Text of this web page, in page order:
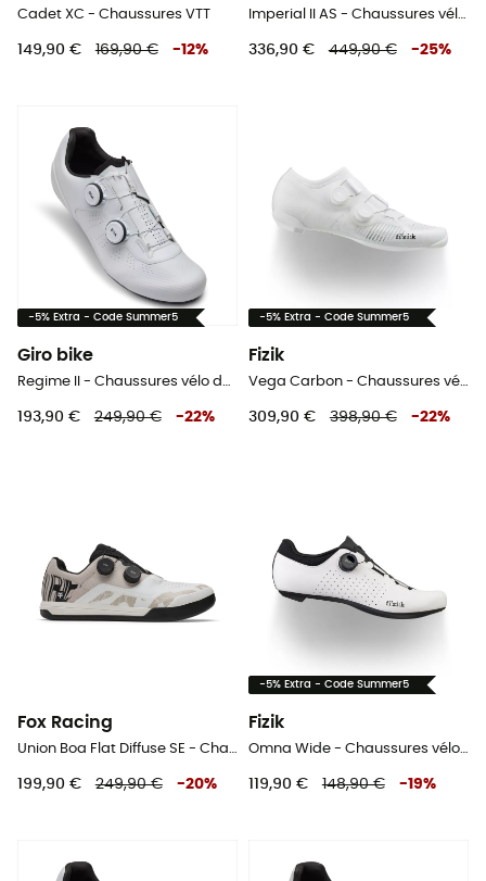
Cadet XC - Chaussures VTT
149,90 € 169,90 € -12%
Imperial II AS - Chaussures vélo de route
336,90 € 449,90 € -25%
-5% Extra - Code Summer5
Giro bike
Regime II - Chaussures vélo de route
193,90 € 249,90 € -22%
-5% Extra - Code Summer5
Fizik
Vega Carbon - Chaussures vélo de route
309,90 € 398,90 € -22%
Fox Racing
Union Boa Flat Diffuse SE - Chaussures VTT
199,90 € 249,90 € -20%
-5% Extra - Code Summer5
Fizik
Omna Wide - Chaussures vélo de route
119,90 € 148,90 € -19%